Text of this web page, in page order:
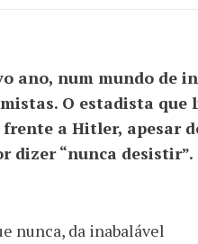
ano, num mundo de
O estadista
a Hitler, apesar
dizer “nunca desistir”.
nunca, da inabalável